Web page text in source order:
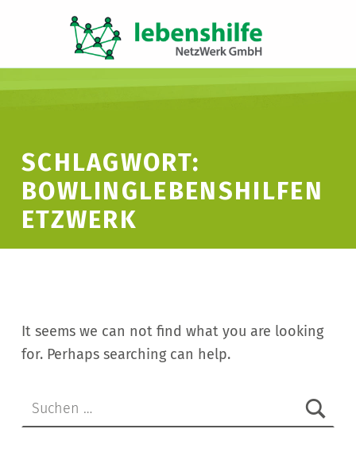
SCHLAGWORT:
BOWLINGLEBENSHILFEN
ETZWERK
It seems we can not find what you are looking
for. Perhaps searching can help.